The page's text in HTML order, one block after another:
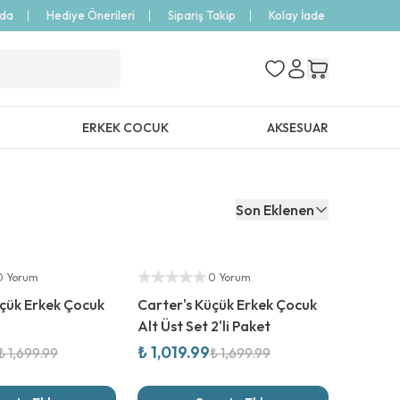
Hediye Önerileri Sipariş Takip Kolay İade
ERKEK COCUK AKSESUAR
Son Eklenen
Yorum
Erkek Çocuk
1,699.99
Yetkili Satıcı
0 Yorum
Carter's Küçük Erkek Çocuk
Alt Üst Set 2'li Paket
₺ 1,019.99₺ 1,699.99